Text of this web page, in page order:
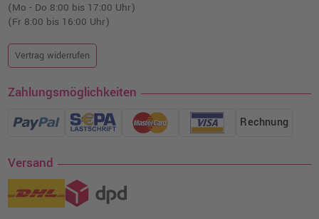
(Mo - Do 8:00 bis 17:00 Uhr)
(Fr 8:00 bis 16:00 Uhr)
Vertrag widerrufen
Zahlungsmöglichkeiten
Rechnung
Versand